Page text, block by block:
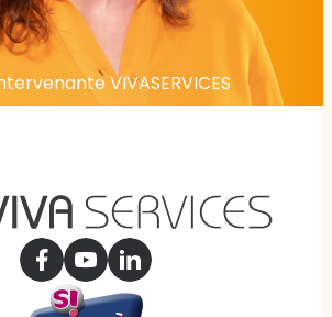
VIVASERVICES